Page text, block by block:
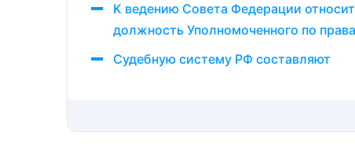
K ведению Совета Федерации
должность Уполномоченного по
Судебную систему РФ составляют